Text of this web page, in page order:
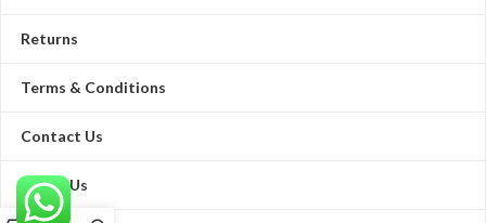
Returns
Terms & Conditions
Contact Us
About Us